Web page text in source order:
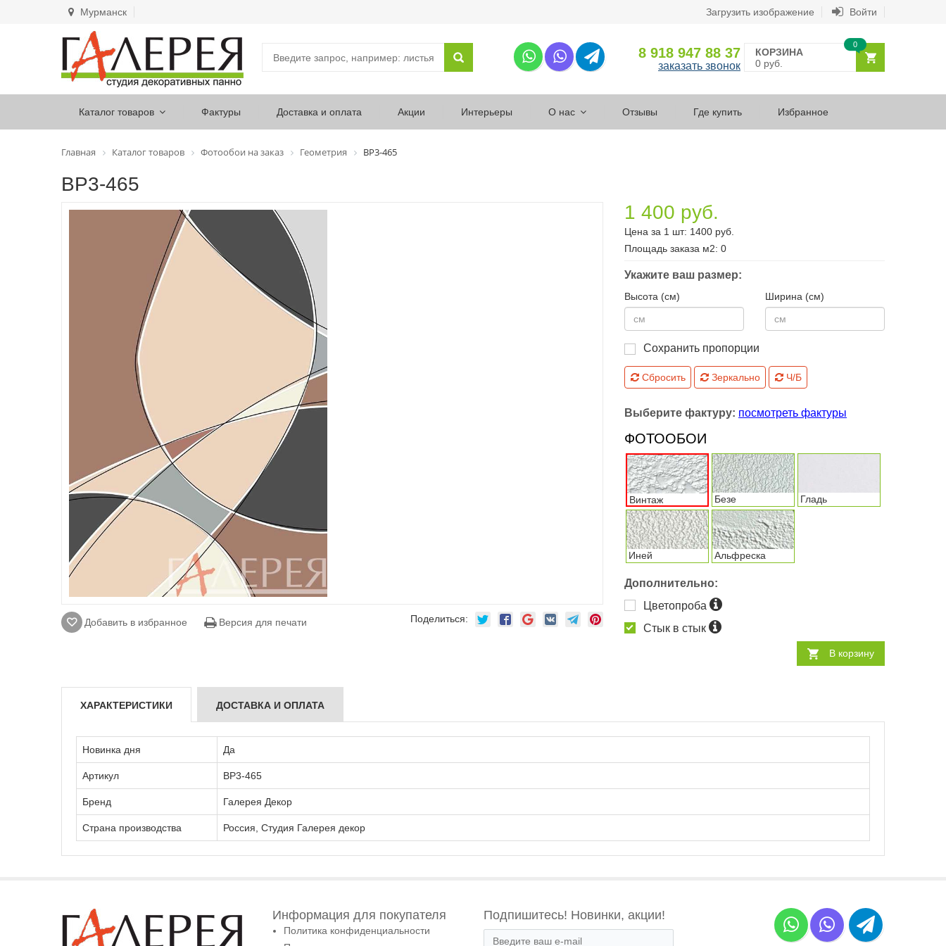
Мурманск Загрузить изображение Войти
8 918 947 88 37
заказать звонок
КОРЗИНА
0 руб.
0
Каталог товаров Фактуры Доставка и оплата Акции Интерьеры О нас Отзывы Где купить Избранное
Главная Каталог товаров Фотообои на заказ Геометрия ВР3-465
ВР3-465
Добавить в избранное Версия для печати Поделиться:
1 400 руб.
Цена за 1 шт: 1400 руб.
Площадь заказа м2: 0
Укажите ваш размер:
Высота (см) Ширина (см)
Сохранить пропорции
Сбросить Зеркально Ч/Б
Выберите фактуру: посмотреть фактуры
ФОТООБОИ
Винтаж Безе Гладь
Иней Альфреска
Дополнительно:
Цветопроба
Стык в стык
В корзину
ХАРАКТЕРИСТИКИ ДОСТАВКА И ОПЛАТА
Новинка дня Да
Артикул ВР3-465
Бренд Галерея Декор
Страна производства Россия, Студия Галерея декор
Информация для покупателя
Политика конфиденциальности
Подпишитесь! Новинки, акции!